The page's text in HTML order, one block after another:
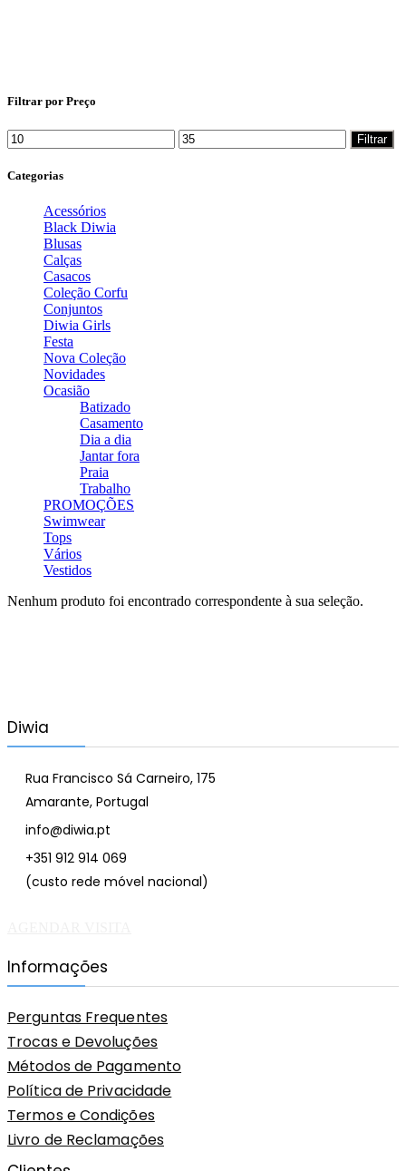
Filtrar por Preço
Filtrar
Categorias
Acessórios
Black Diwia
Blusas
Calças
Casacos
Coleção Corfu
Conjuntos
Diwia Girls
Festa
Nova Coleção
Novidades
Ocasião
Batizado
Casamento
Dia a dia
Jantar fora
Praia
Trabalho
PROMOÇÕES
Swimwear
Tops
Vários
Vestidos
Nenhum produto foi encontrado correspondente à sua seleção.
Diwia
Rua Francisco Sá Carneiro, 175
Amarante, Portugal
info@diwia.pt
+351 912 914 069
(custo rede móvel nacional)
Informações
Perguntas Frequentes
Trocas e Devoluções
Métodos de Pagamento
Política de Privacidade
Termos e Condições
Livro de Reclamações